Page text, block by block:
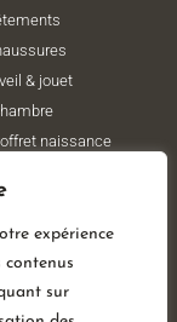
expérience
sur
& jouet
naissance
de
grossesse
Lithothérapie